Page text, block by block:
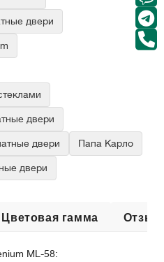
двери
двери
двери Папа Карло
двери
Цветовая гамма
ML-58: